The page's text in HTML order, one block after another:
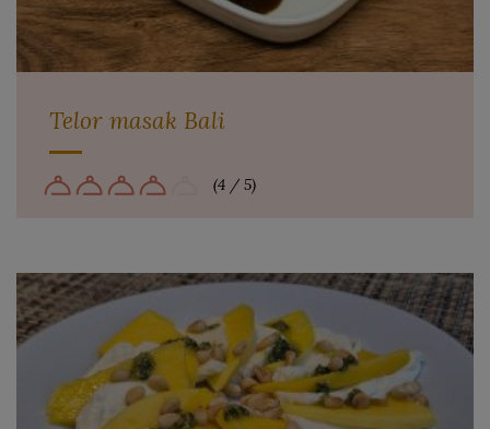
Telor masak Bali
(4 / 5)